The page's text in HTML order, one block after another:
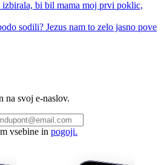
izbirala, bi bil mama moj prvi poklic,
sodili? Jezus nam to zelo jasno pove
na svoj e-naslov.
vsebine in pogoji.